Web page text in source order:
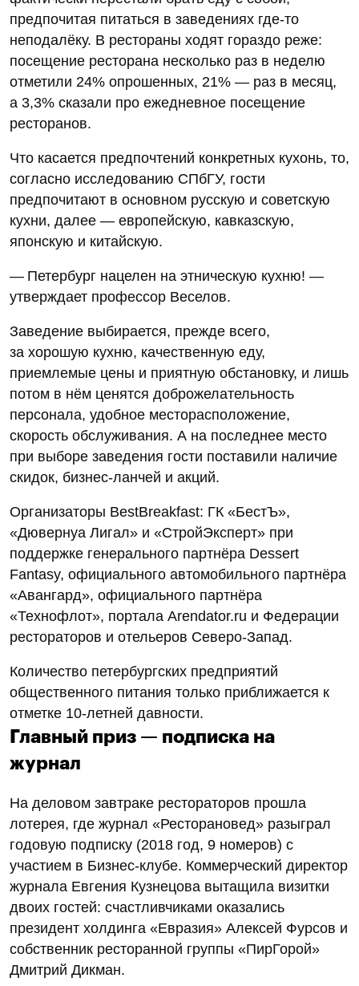
предпочитая питаться в заведениях где-то
неподалёку. В рестораны ходят гораздо реже:
посещение ресторана несколько раз в неделю
отметили 24% опрошенных, 21% — раз в месяц,
а 3,3% сказали про ежедневное посещение
ресторанов.
Что касается предпочтений конкретных кухонь, то,
согласно исследованию СПбГУ, гости
предпочитают в основном русскую и советскую
кухни, далее — европейскую, кавказскую,
японскую и китайскую.
— Петербург нацелен на этническую кухню! —
утверждает профессор Веселов.
Заведение выбирается, прежде всего,
за хорошую кухню, качественную еду,
приемлемые цены и приятную обстановку, и лишь
потом в нём ценятся доброжелательность
персонала, удобное месторасположение,
скорость обслуживания. А на последнее место
при выборе заведения гости поставили наличие
скидок, бизнес-ланчей и акций.
Организаторы BestBreakfast: ГК «БестЪ»,
«Дювернуа Лигал» и «СтройЭксперт» при
поддержке генерального партнёра Dessert
Fantasy, официального автомобильного партнёра
«Авангард», официального партнёра
«Технофлот», портала Arendator.ru и Федерации
рестораторов и отельеров Северо-Запад.
Количество петербургских предприятий
общественного питания только приближается к
отметке 10-летней давности.
Главный приз — подписка на
журнал
На деловом завтраке рестораторов прошла
лотерея, где журнал «Ресторановед» разыграл
годовую подписку (2018 год, 9 номеров) с
участием в Бизнес-клубе. Коммерческий директор
журнала Евгения Кузнецова вытащила визитки
двоих гостей: счастливчиками оказались
президент холдинга «Евразия» Алексей Фурсов и
собственник ресторанной группы «ПирГорой»
Дмитрий Дикман.